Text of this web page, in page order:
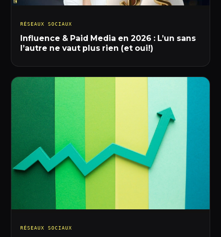
RÉSEAUX SOCIAUX
Influence & Paid Media en 2026 : L’un sans
l’autre ne vaut plus rien (et oui!)
RÉSEAUX SOCIAUX